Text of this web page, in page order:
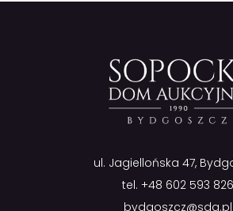
ul. Jagiellońska 47,
tel. +48 602 593 826
bydgoszcz@sda.pl